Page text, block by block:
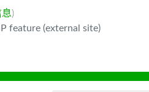
)
feature (external site)